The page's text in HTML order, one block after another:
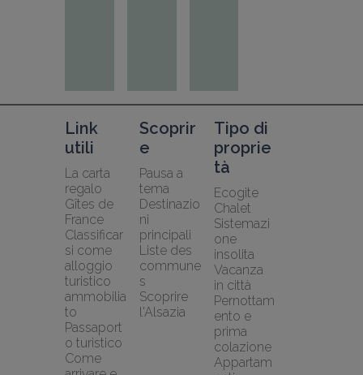
Link
utili
La carta
regalo
Gîtes de
France
Classificar
si come
alloggio
turistico
ammobilia
to
Passaport
o turistico
Come
Scoprir
e
Pausa a
tema
Destinazio
ni
principali
Liste des
commune
s
Scoprire
l'Alsazia
Tipo di
proprie
tà
Ecogite
Chalet
Sistemazi
one
insolita
Vacanza
in città
Pernottam
ento e
prima
colazione
Appartam